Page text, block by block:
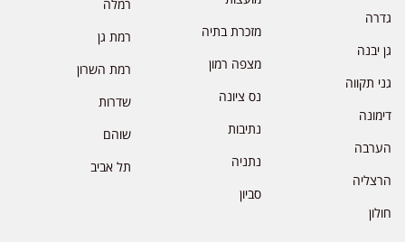
גדרה
גן יבנה
גני תקווה
דימונה
הערבה
הרצליה
חולון
מזכרת בתיה
מצפה רמון
נס ציונה
נתיבות
נתניה
סביון
רמלה
רמת גן
רמת השרון
שדרות
שוהם
תל אביב